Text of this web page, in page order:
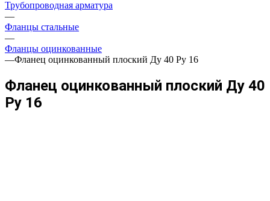
Трубопроводная арматура
—
Фланцы стальные
—
Фланцы оцинкованные
—Фланец оцинкованный плоский Ду 40 Ру 16
Фланец оцинкованный плоский Ду 40
Ру 16